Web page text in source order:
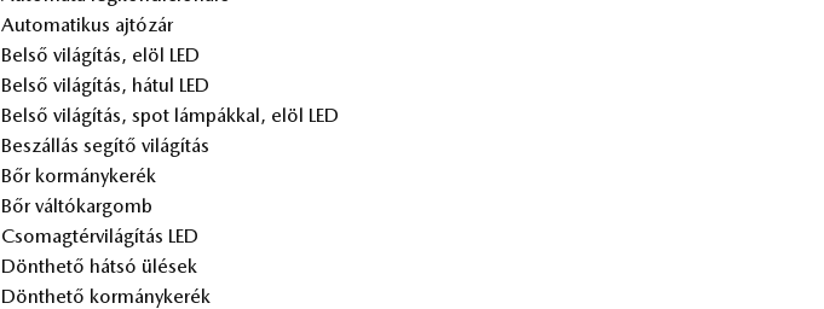
Au­to­ma­ti­kus aj­tó­zár
Bel­ső vi­lá­gí­tás, elöl LED
Bel­ső vi­lá­gí­tás, há­tul LED
Bel­ső vi­lá­gí­tás, spot lám­pák­kal, elöl LED
Be­szál­lás se­gí­tő vi­lá­gí­tás
Bőr kor­mány­ke­rék
Bőr vál­tó­kar­gomb
Cso­mag­tér­vi­lá­gí­tás LED
Dönt­he­tő hát­só ülé­sek
Dönt­he­tő kor­mány­ke­rék